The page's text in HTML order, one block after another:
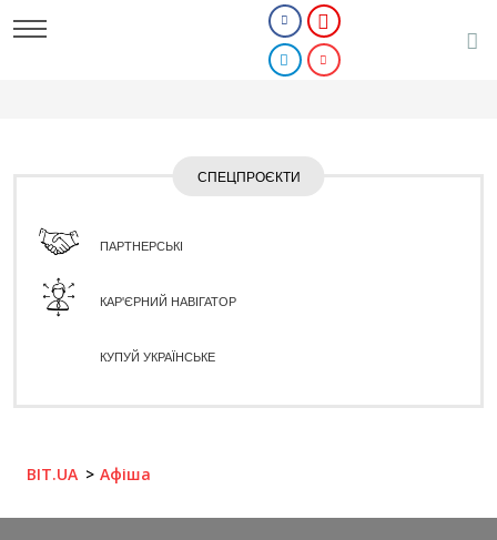
СПЕЦПРОЄКТИ
ПАРТНЕРСЬКІ
КАР'ЄРНИЙ НАВІГАТОР
КУПУЙ УКРАЇНСЬКЕ
BIT.UA Афіша